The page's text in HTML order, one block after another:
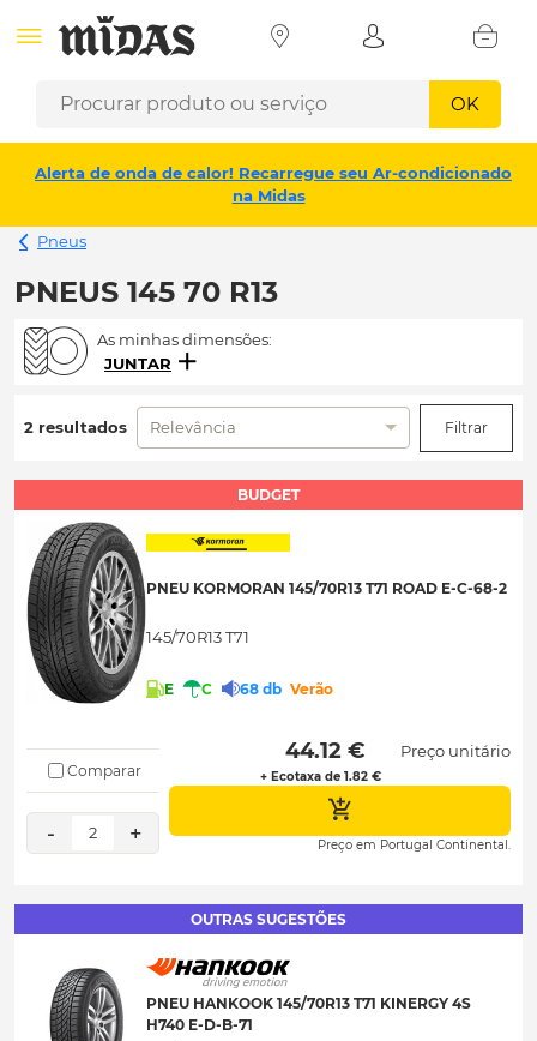
OK
Alerta de onda de calor! Recarregue seu Ar-condicionado
na Midas
Pneus
PNEUS 145 70 R13
As minhas dimensões:
JUNTAR
2 resultados Relevância Filtrar
BUDGET
PNEU KORMORAN 145/70R13 T71 ROAD E-C-68-2
145/70R13 T71
E C 68 db Verão
Comparar
- 2 +
44.12 €
+ Ecotaxa de 1.82 €
Preço unitário
Preço em Portugal Continental.
OUTRAS SUGESTÕES
PNEU HANKOOK 145/70R13 T71 KINERGY 4S
H740 E-D-B-71